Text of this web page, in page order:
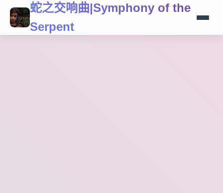
蛇之交响曲|Symphony of the
Serpent